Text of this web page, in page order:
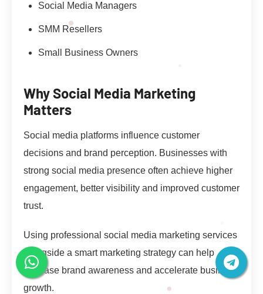
Social Media Managers
SMM Resellers
Small Business Owners
Why Social Media Marketing
Matters
Social media platforms influence customer
decisions and brand perception. Businesses with
strong social media presence often achieve higher
engagement, better visibility and improved customer
trust.
Using professional social media marketing services
alongside a smart marketing strategy can help
increase brand awareness and accelerate business
growth.